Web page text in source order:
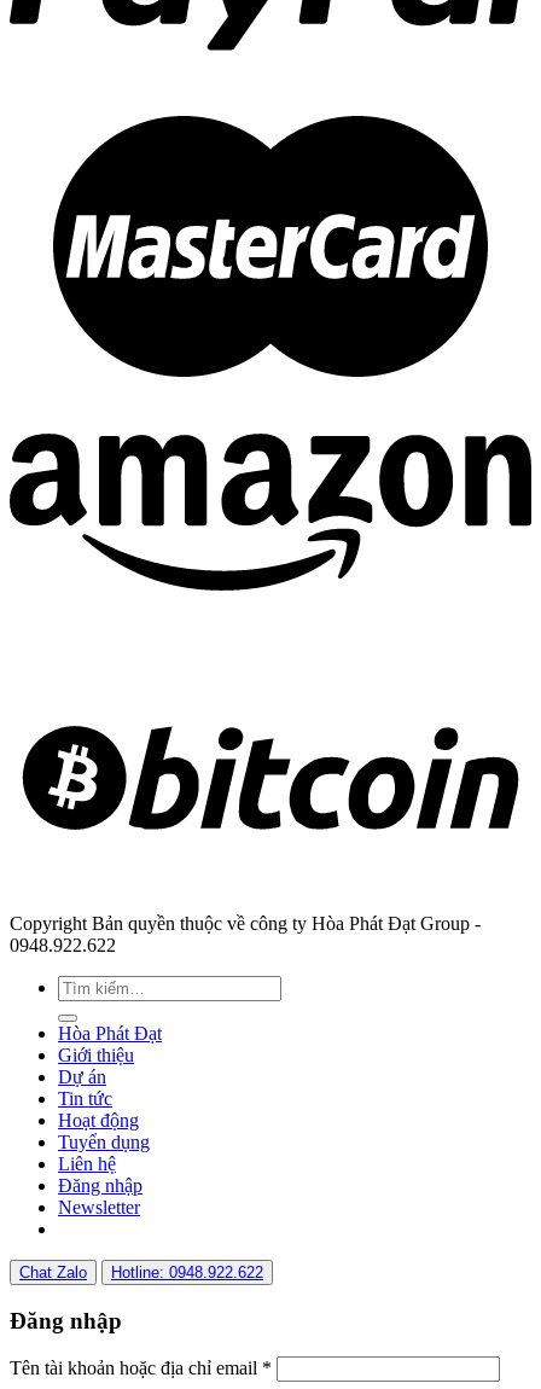
Copyright Bản quyền thuộc về công ty Hòa Phát Đạt Group -
0948.922.622
Hòa Phát Đạt
Giới thiệu
Dự án
Tin tức
Hoạt động
Tuyển dụng
Liên hệ
Đăng nhập
Newsletter
Chat Zalo Hotline: 0948.922.622
Đăng nhập
Tên tài khoản hoặc địa chỉ email *